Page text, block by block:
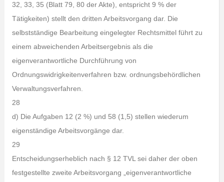
32, 33, 35 (Blatt 79, 80 der Akte), entspricht 9 % der
Tätigkeiten) stellt den dritten Arbeitsvorgang dar. Die
selbstständige Bearbeitung eingelegter Rechtsmittel führt zu
einem abweichenden Arbeitsergebnis als die
eigenverantwortliche Durchführung von
Ordnungswidrigkeitenverfahren bzw. ordnungsbehördlichen
Verwaltungsverfahren.
28
d) Die Aufgaben 12 (2 %) und 58 (1,5) stellen wiederum
eigenständige Arbeitsvorgänge dar.
29
Entscheidungserheblich nach § 12 TVL sei daher der oben
festgestellte zweite Arbeitsvorgang „eigenverantwortliche